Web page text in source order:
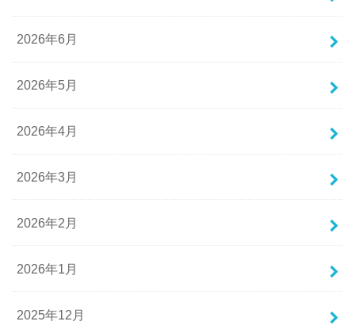
2026年6月
2026年5月
2026年4月
2026年3月
2026年2月
2026年1月
2025年12月